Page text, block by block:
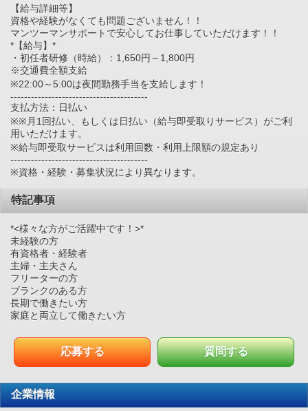
【給与詳細等】
資格や経験がなくても問題ございません！！
マンツーマンサポートで安心してお仕事していただけます！！
*【給与】*
・初任者研修（時給）：1,650円～1,800円
※交通費全額支給
※22:00～5:00は夜間勤務手当を支給します！
----------------------------------------
支払方法：日払い
※※月1回払い、もしくは日払い（給与即受取りサービス）がご利
用いただけます。
※給与即受取サービスは利用回数・利用上限額の規定あり
----------------------------------------
※資格・経験・募集状況により異なります。
特記事項
*<様々な方がご活躍中です！>*
未経験の方
有資格者・経験者
主婦・主夫さん
フリーターの方
ブランクのある方
長期で働きたい方
家庭と両立して働きたい方
応募する 質問する
企業情報